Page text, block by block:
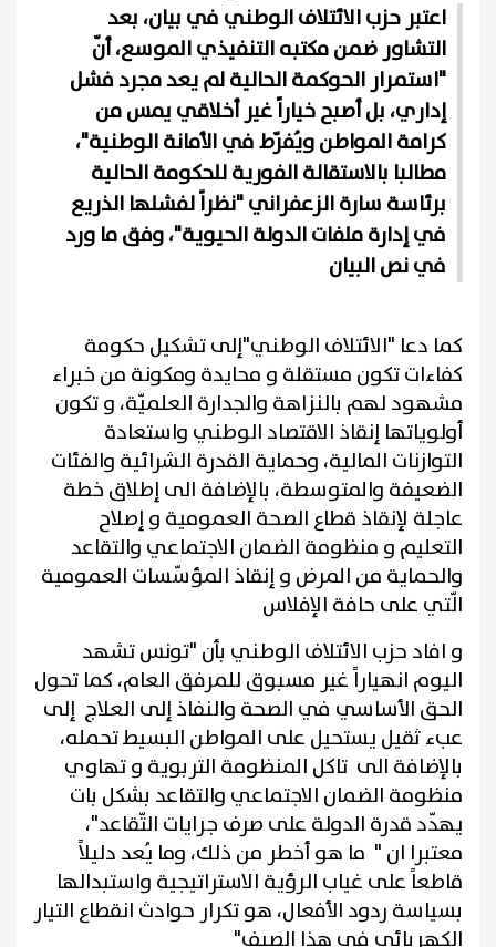
اعتبر حزب الائتلاف الوطني في بيان، بعد
التشاور ضمن مكتبه التنفيذي الموسع، أنّ
"استمرار الحوكمة الحالية لم يعد مجرد فشل
إداري، بل أصبح خياراً غير أخلاقي يمس من
كرامة المواطن ويُفرّط في الأمانة الوطنية"،
مطالبا بالاستقالة الفورية للحكومة الحالية
برئاسة سارة الزعفراني "نظراً لفشلها الذريع
في إدارة ملفات الدولة الحيوية"، وفق ما ورد
في نص البيان
كما دعا "الائتلاف الوطني"إلى تشكيل حكومة
كفاءات تكون مستقلة و محايدة ومكونة من خبراء
مشهود لهم بالنزاهة والجدارة العلميّة، و تكون
أولوياتها إنقاذ الاقتصاد الوطني واستعادة
التوازنات المالية، وحماية القدرة الشرائية والفئات
الضعيفة والمتوسطة، بالإضافة الى إطلاق خطة
عاجلة لإنقاذ قطاع الصحة العمومية و إصلاح
التعليم و منظومة الضمان الاجتماعي والتقاعد
والحماية من المرض و إنقاذ المؤسّسات العمومية
الّتي على حافة الإفلاس
و افاد حزب الائتلاف الوطني بأن "تونس تشهد
اليوم انهياراً غير مسبوق للمرفق العام، كما تحول
الحق الأساسي في الصحة والنفاذ إلى العلاج إلى
عبء ثقيل يستحيل على المواطن البسيط تحمله،
بالإضافة الى تاكل المنظومة التربوية و تهاوي
منظومة الضمان الاجتماعي والتقاعد بشكل بات
يهدّد قدرة الدولة على صرف جرايات التّقاعد"،
معتبرا ان " ما هو أخطر من ذلك، وما يُعد دليلاً
قاطعاً على غياب الرؤية الاستراتيجية واستبدالها
بسياسة ردود الأفعال، هو تكرار حوادث انقطاع التيار
الكهربائي في هذا الصيف"